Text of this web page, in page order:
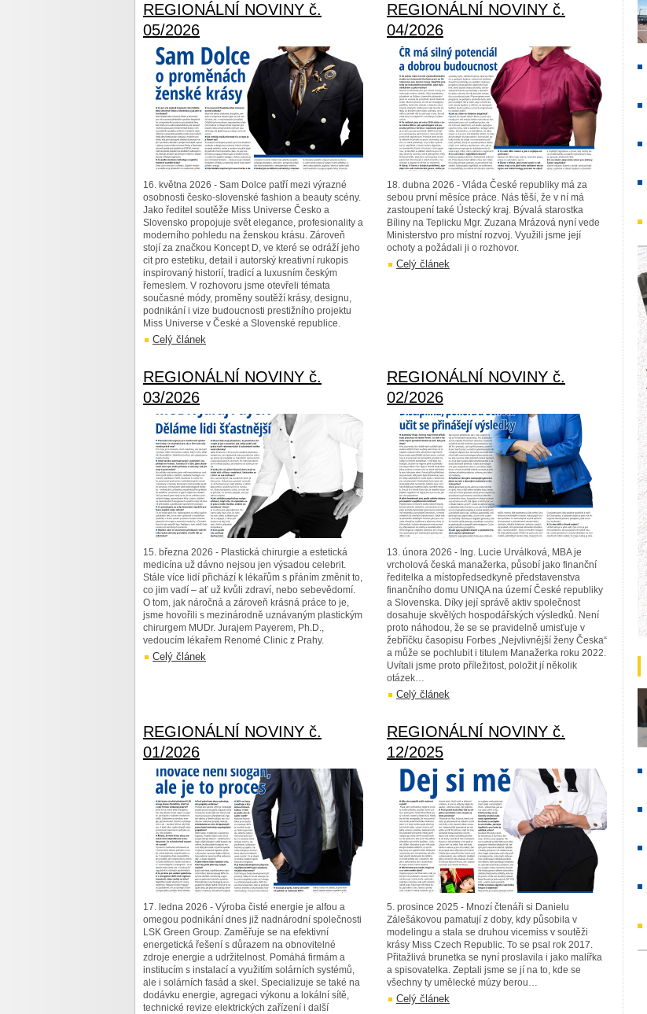
REGIONÁLNÍ NOVINY č.
05/2026
16. května 2026 - Sam Dolce patří mezi výrazné
osobnosti česko-slovenské fashion a beauty scény.
Jako ředitel soutěže Miss Universe Česko a
Slovensko propojuje svět elegance, profesionality a
moderního pohledu na ženskou krásu. Zároveň
stojí za značkou Koncept D, ve které se odráží jeho
cit pro estetiku, detail i autorský kreativní rukopis
inspirovaný historií, tradicí a luxusním českým
řemeslem. V rozhovoru jsme otevřeli témata
současné módy, proměny soutěží krásy, designu,
podnikání i vize budoucnosti prestižního projektu
Miss Universe v České a Slovenské republice.
Celý článek
REGIONÁLNÍ NOVINY č.
04/2026
18. dubna 2026 - Vláda České republiky má za
sebou první měsíce práce. Nás těší, že v ní má
zastoupení také Ústecký kraj. Bývalá starostka
Bíliny na Teplicku Mgr. Zuzana Mrázová nyní vede
Ministerstvo pro místní rozvoj. Využili jsme její
ochoty a požádali ji o rozhovor.
Celý článek
REGIONÁLNÍ NOVINY č.
03/2026
15. března 2026 - Plastická chirurgie a estetická
medicína už dávno nejsou jen výsadou celebrit.
Stále více lidí přichází k lékařům s přáním změnit to,
co jim vadí – ať už kvůli zdraví, nebo sebevědomí.
O tom, jak náročná a zároveň krásná práce to je,
jsme hovořili s mezinárodně uznávaným plastickým
chirurgem MUDr. Jurajem Payerem, Ph.D.,
vedoucím lékařem Renomé Clinic z Prahy.
Celý článek
REGIONÁLNÍ NOVINY č.
02/2026
13. února 2026 - Ing. Lucie Urválková, MBA je
vrcholová česká manažerka, působí jako finanční
ředitelka a místopředsedkyně představenstva
finančního domu UNIQA na území České republiky
a Slovenska. Díky její správě aktiv společnost
dosahuje skvělých hospodářských výsledků. Není
proto náhodou, že se se pravidelně umisťuje v
žebříčku časopisu Forbes „Nejvlivnější ženy Česka“
a může se pochlubit i titulem Manažerka roku 2022.
Uvítali jsme proto příležitost, položit jí několik
otázek…
Celý článek
REGIONÁLNÍ NOVINY č.
01/2026
17. ledna 2026 - Výroba čisté energie je alfou a
omegou podnikání dnes již nadnárodní společnosti
LSK Green Group. Zaměřuje se na efektivní
energetická řešení s důrazem na obnovitelné
zdroje energie a udržitelnost. Pomáhá firmám a
institucím s instalací a využitím solárních systémů,
ale i solárních fasád a skel. Specializuje se také na
dodávku energie, agregaci výkonu a lokální sítě,
technické revize elektrických zařízení i další
REGIONÁLNÍ NOVINY č.
12/2025
5. prosince 2025 - Mnozí čtenáři si Danielu
Zálešákovou pamatují z doby, kdy působila v
modelingu a stala se druhou vicemiss v soutěži
krásy Miss Czech Republic. To se psal rok 2017.
Přitažlivá brunetka se nyní proslavila i jako malířka
a spisovatelka. Zeptali jsme se jí na to, kde se
všechny ty umělecké múzy berou…
Celý článek